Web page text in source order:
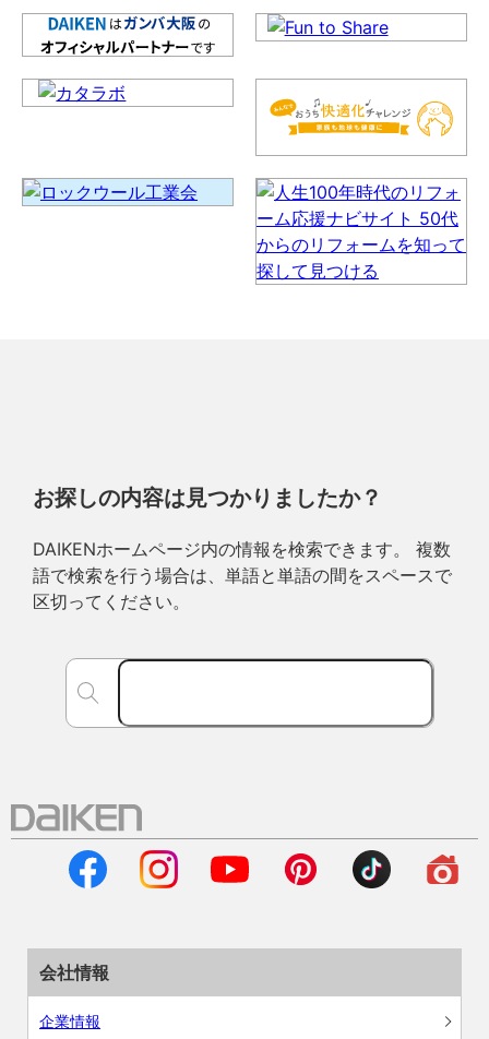
お探しの内容は見つかりましたか？
DAIKENホームページ内の情報を検索できます。 複数
語で検索を行う場合は、単語と単語の間をスペースで
区切ってください。
会社情報
企業情報